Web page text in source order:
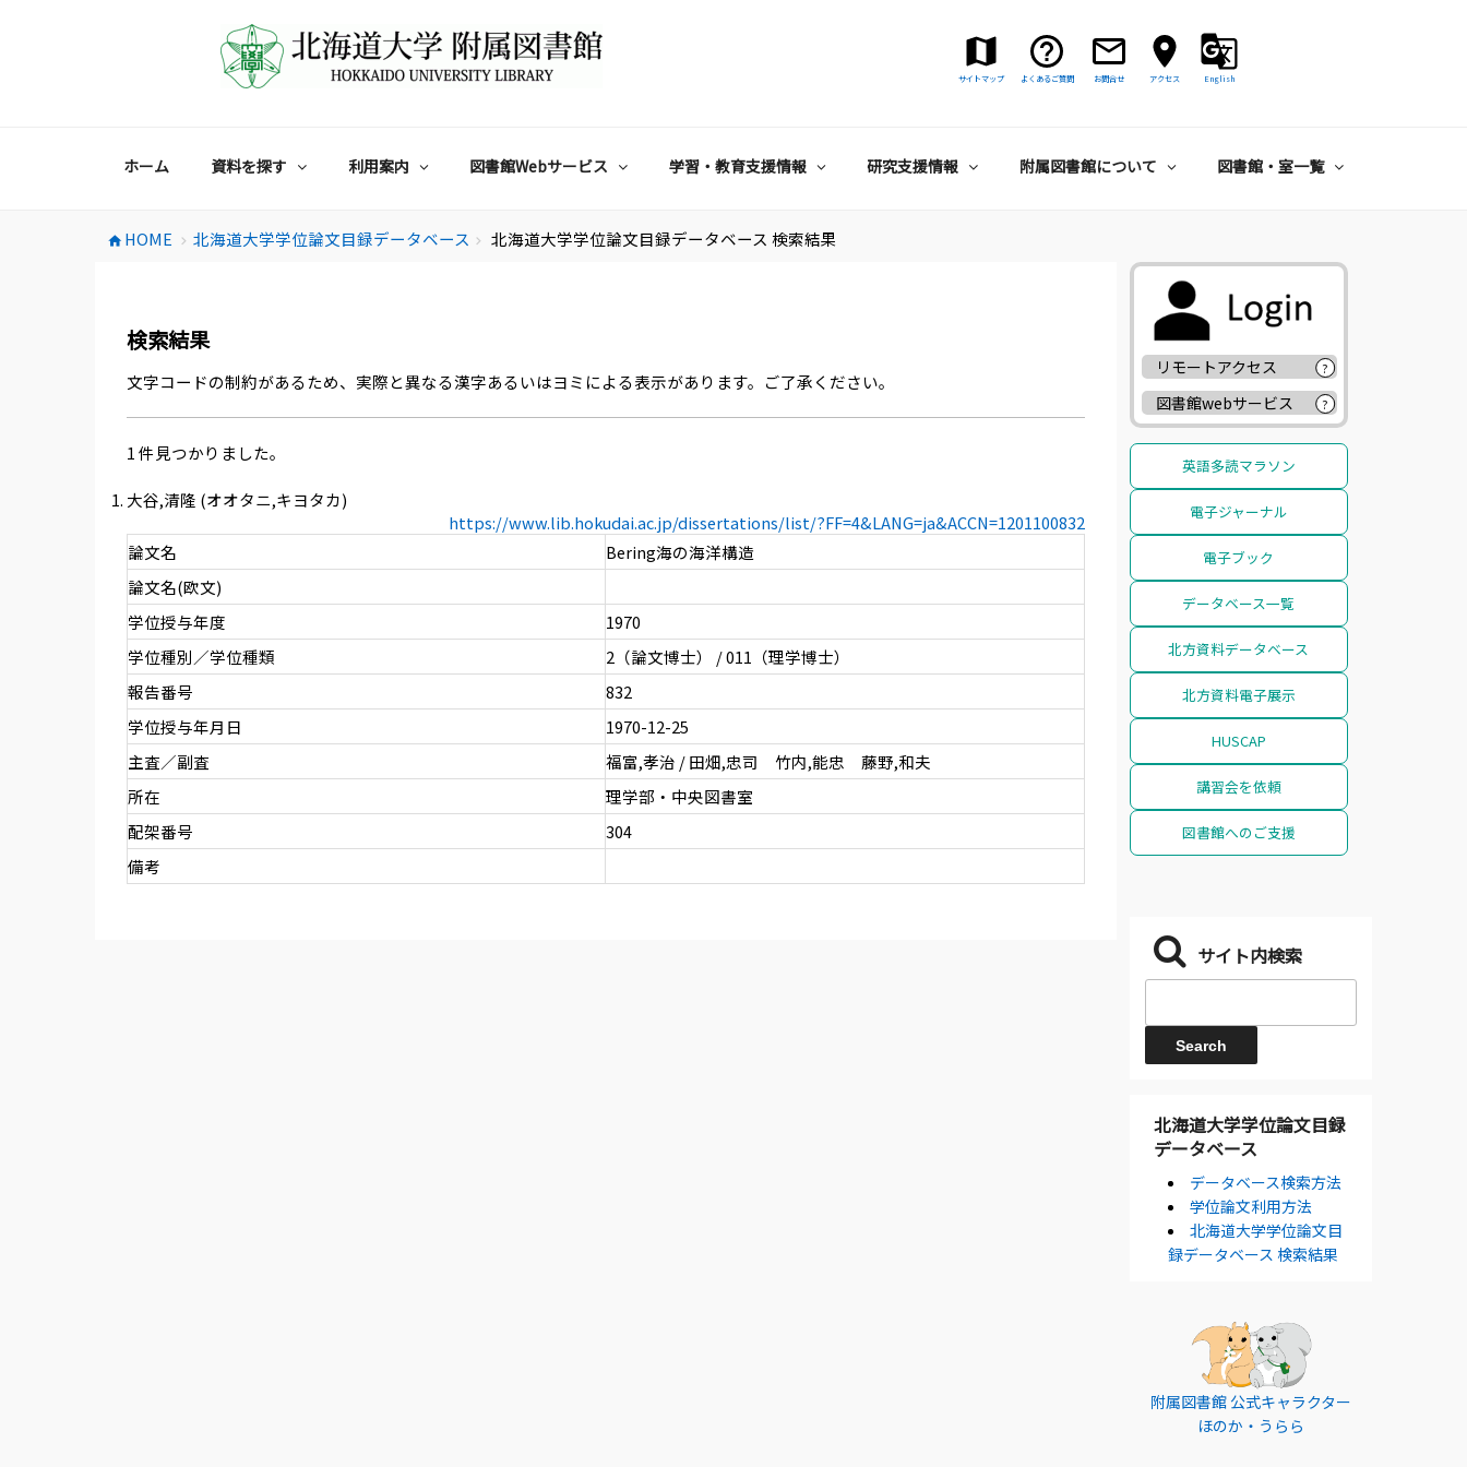
サイトマップ よくあるご質問 お問合せ アクセス English
ホーム 資料を探す 利用案内 図書館Webサービス 学習・教育支援情報 研究支援情報 附属図書館について 図書館・室一覧
home HOME chevron_right 北海道大学学位論文目録データベース chevron_right 北海道大学学位論文目録データベース 検索結果
検索結果
文字コードの制約があるため、実際と異なる漢字あるいはヨミによる表示があります。ご了承ください。
1 件見つかりました。
大谷,清隆 (オオタニ,キヨタカ)
https://www.lib.hokudai.ac.jp/dissertations/list/?FF=4&LANG=ja&ACCN=1201100832
論文名
Bering海の海洋構造
論文名(欧文)
学位授与年度
1970
学位種別／学位種類
2（論文博士） / 011（理学博士）
報告番号
832
学位授与年月日
1970-12-25
主査／副査
福富,孝治 / 田畑,忠司 竹内,能忠 藤野,和夫
所在
理学部・中央図書室
配架番号
304
備考
リモートアクセス ?
図書館webサービス ?
英語多読マラソン
電子ジャーナル
電子ブック
データベース一覧
北方資料データベース
北方資料電子展示
HUSCAP
講習会を依頼
図書館へのご支援
サイト内検索
北海道大学学位論文目録
データベース
データベース検索方法
学位論文利用方法
北海道大学学位論文目
録データベース 検索結果
附属図書館 公式キャラクター
ほのか・うらら